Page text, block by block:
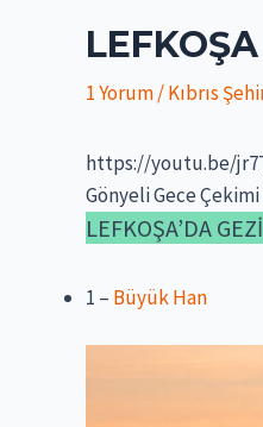
LEFKOŞA
1 Yorum/Kıbrıs
https://youtu.be/
Gönyeli Gece
LEFKOŞA’DA
1 – Büyük Han